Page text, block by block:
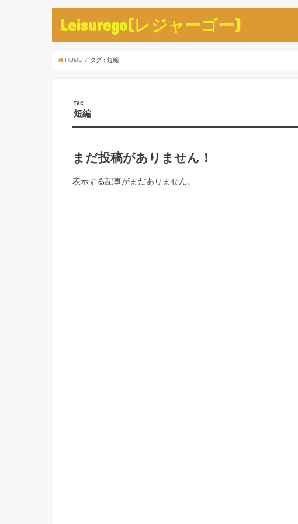
Leisurego(レジャーゴー)
HOME タグ : 短編
TAG
短編
まだ投稿がありません！
表示する記事がまだありません。